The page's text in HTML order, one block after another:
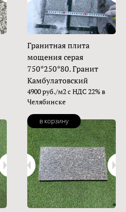
Гранитная плита
мощения серая
750*250*80. Гранит
Камбулатовский
4900 руб./м2 с НДС 22% в
Челябинске
в корзину